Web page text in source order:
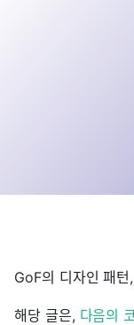
GoF의 디자인 패
해당 글은, 다음의